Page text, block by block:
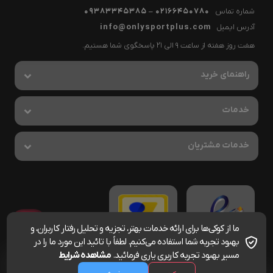
که بعضی‌ها آنقدر شوق‌زده هستند که حتی پیش از آغاز آموزش و بدون
تحقیق اقدام به خرید راکتی می‌کنند که در اغلب موارد باید آن را کنار
بگذارند و سراغ گزینه مناسب بروند.
0
شماره تماس
02166450780 – 09383345385
آدرس ایمیل
info@onlysportplus.com
هفت روز هفته از ساعت 9 الی 21 پاسخگوی شما هستیم.
راهنمای خرید
خدمات
خدمات مشتریان
ما از کوکی‌ها برای ارائه خدمات بهتر، تجزیه و تحلیل رفتار کاربران، و
بهبود تجربه شما استفاده می‌کنیم. لطفاً با تائید این مورد ما را در
مسیر بهبود تجربه کاربری یاری فرمائید.مشاهده شرایط